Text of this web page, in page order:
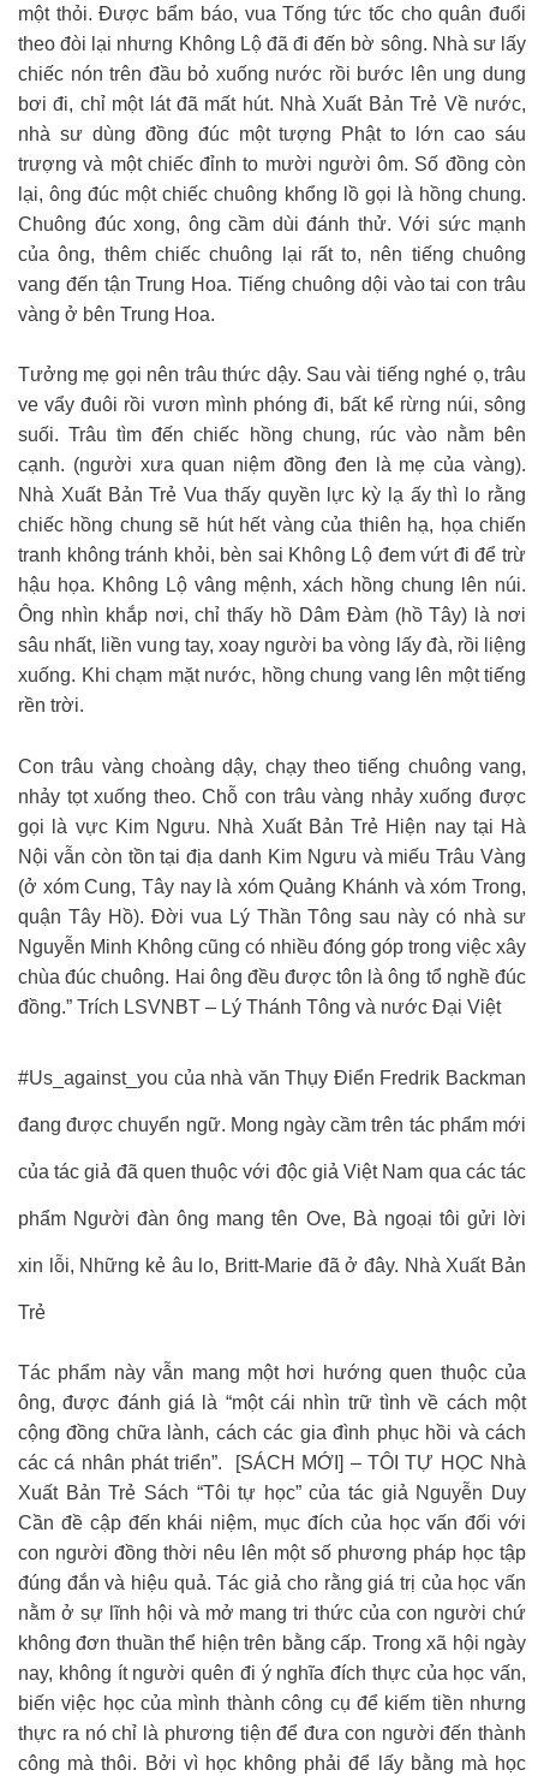
một thỏi. Được bẩm báo, vua Tống tức tốc cho quân đuổi
theo đòi lại nhưng Không Lộ đã đi đến bờ sông. Nhà sư lấy
chiếc nón trên đầu bỏ xuống nước rồi bước lên ung dung
bơi đi, chỉ một lát đã mất hút. Nhà Xuất Bản Trẻ Về nước,
nhà sư dùng đồng đúc một tượng Phật to lớn cao sáu
trượng và một chiếc đỉnh to mười người ôm. Số đồng còn
lại, ông đúc một chiếc chuông khổng lồ gọi là hồng chung.
Chuông đúc xong, ông cầm dùi đánh thử. Với sức mạnh
của ông, thêm chiếc chuông lại rất to, nên tiếng chuông
vang đến tận Trung Hoa. Tiếng chuông dội vào tai con trâu
vàng ở bên Trung Hoa.
Tưởng mẹ gọi nên trâu thức dậy. Sau vài tiếng nghé ọ, trâu
ve vẩy đuôi rồi vươn mình phóng đi, bất kể rừng núi, sông
suối. Trâu tìm đến chiếc hồng chung, rúc vào nằm bên
cạnh. (người xưa quan niệm đồng đen là mẹ của vàng).
Nhà Xuất Bản Trẻ Vua thấy quyền lực kỳ lạ ấy thì lo rằng
chiếc hồng chung sẽ hút hết vàng của thiên hạ, họa chiến
tranh không tránh khỏi, bèn sai Không Lộ đem vứt đi để trừ
hậu họa. Không Lộ vâng mệnh, xách hồng chung lên núi.
Ông nhìn khắp nơi, chỉ thấy hồ Dâm Đàm (hồ Tây) là nơi
sâu nhất, liền vung tay, xoay người ba vòng lấy đà, rồi liệng
xuống. Khi chạm mặt nước, hồng chung vang lên một tiếng
rền trời.
Con trâu vàng choàng dậy, chạy theo tiếng chuông vang,
nhảy tọt xuống theo. Chỗ con trâu vàng nhảy xuống được
gọi là vực Kim Ngưu. Nhà Xuất Bản Trẻ Hiện nay tại Hà
Nội vẫn còn tồn tại địa danh Kim Ngưu và miếu Trâu Vàng
(ở xóm Cung, Tây nay là xóm Quảng Khánh và xóm Trong,
quận Tây Hồ). Đời vua Lý Thần Tông sau này có nhà sư
Nguyễn Minh Không cũng có nhiều đóng góp trong việc xây
chùa đúc chuông. Hai ông đều được tôn là ông tổ nghề đúc
đồng.” Trích LSVNBT – Lý Thánh Tông và nước Đại Việt
#Us_against_you của nhà văn Thụy Điển Fredrik Backman
đang được chuyển ngữ. Mong ngày cầm trên tác phẩm mới
của tác giả đã quen thuộc với độc giả Việt Nam qua các tác
phẩm Người đàn ông mang tên Ove, Bà ngoại tôi gửi lời
xin lỗi, Những kẻ âu lo, Britt-Marie đã ở đây. Nhà Xuất Bản
Trẻ
Tác phẩm này vẫn mang một hơi hướng quen thuộc của
ông, được đánh giá là “một cái nhìn trữ tình về cách một
cộng đồng chữa lành, cách các gia đình phục hồi và cách
các cá nhân phát triển”. [SÁCH MỚI] – TÔI TỰ HỌC Nhà
Xuất Bản Trẻ Sách “Tôi tự học” của tác giả Nguyễn Duy
Cần đề cập đến khái niệm, mục đích của học vấn đối với
con người đồng thời nêu lên một số phương pháp học tập
đúng đắn và hiệu quả. Tác giả cho rằng giá trị của học vấn
nằm ở sự lĩnh hội và mở mang tri thức của con người chứ
không đơn thuần thể hiện trên bằng cấp. Trong xã hội ngày
nay, không ít người quên đi ý nghĩa đích thực của học vấn,
biến việc học của mình thành công cụ để kiếm tiền nhưng
thực ra nó chỉ là phương tiện để đưa con người đến thành
công mà thôi. Bởi vì học không phải để lấy bằng mà học